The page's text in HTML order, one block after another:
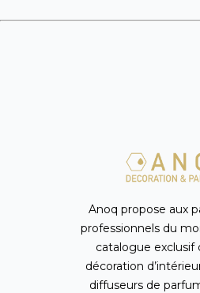
Anoq propose aux
professionnels du
catalogue exclusif
décoration
diffuseurs de